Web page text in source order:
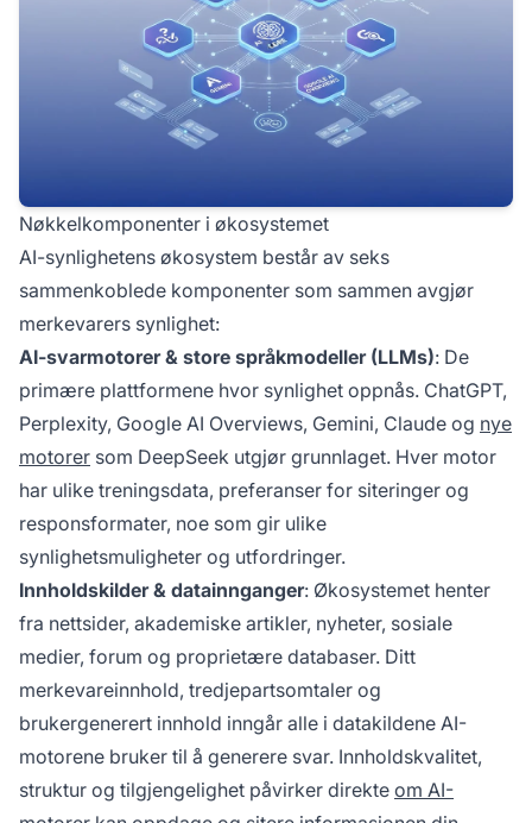
Nøkkelkomponenter i økosystemet
AI-synlighetens økosystem består av seks
sammenkoblede komponenter som sammen avgjør
merkevarers synlighet:
AI-svarmotorer & store språkmodeller (LLMs): De
primære plattformene hvor synlighet oppnås. ChatGPT,
Perplexity, Google AI Overviews, Gemini, Claude og nye
motorer som DeepSeek utgjør grunnlaget. Hver motor
har ulike treningsdata, preferanser for siteringer og
responsformater, noe som gir ulike
synlighetsmuligheter og utfordringer.
Innholdskilder & datainnganger: Økosystemet henter
fra nettsider, akademiske artikler, nyheter, sosiale
medier, forum og proprietære databaser. Ditt
merkevareinnhold, tredjepartsomtaler og
brukergenerert innhold inngår alle i datakildene AI-
motorene bruker til å generere svar. Innholdskvalitet,
struktur og tilgjengelighet påvirker direkte om AI-